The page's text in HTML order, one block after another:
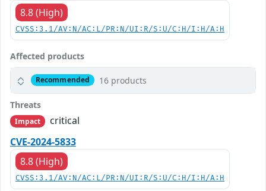
8.8 (High)
CVSS:3.1/AV:N/AC:L/PR:N/UI:R/S:U/C:H/I:H/A:H
Affected products
Recommended 16 products
Threats
Impact
critical
CVE-2024-5833
8.8 (High)
CVSS:3.1/AV:N/AC:L/PR:N/UI:R/S:U/C:H/I:H/A:H